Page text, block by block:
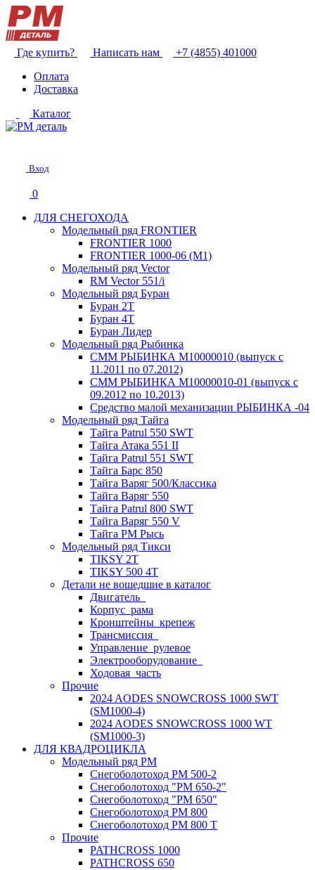
Где купить? Написать нам
+7 (4855) 401000
Оплата
Доставка
Каталог
Вход
0
ДЛЯ СНЕГОХОДА
Модельный ряд FRONTIER
FRONTIER 1000
FRONTIER 1000-06 (М1)
Модельный ряд Vector
RM Vector 551/i
Модельный ряд Буран
Буран 2Т
Буран 4Т
Буран Лидер
Модельный ряд Рыбинка
СММ РЫБИНКА M10000010 (выпуск с
11.2011 по 07.2012)
СММ РЫБИНКА M10000010-01 (выпуск с
09.2012 по 10.2013)
Средство малой механизации РЫБИНКА -04
Модельный ряд Тайга
Тайга Patrul 550 SWT
Тайга Атака 551 II
Тайга Patrul 551 SWT
Тайга Барс 850
Тайга Варяг 500/Классика
Тайга Варяг 550
Тайга Patrul 800 SWT
Тайга Варяг 550 V
Тайга РМ Рысь
Модельный ряд Тикси
TIKSY 2T
TIKSY 500 4T
Детали не вошедшие в каталог
Двигатель_
Корпус_рама
Кронштейны_крепеж
Трансмиссия_
Управление_рулевое
Электрооборудование_
Ходовая_часть
Прочие
2024 AODES SNOWCROSS 1000 SWT
(SM1000-4)
2024 AODES SNOWCROSS 1000 WT
(SM1000-3)
ДЛЯ КВАДРОЦИКЛА
Модельный ряд РМ
Снегоболотоход РМ 500-2
Снегоболотоход "РМ 650-2"
Снегоболотоход "РМ 650"
Снегоболотоход РМ 800
Снегоболотоход РМ 800 Т
Прочие
PATHCROSS 1000
PATHCROSS 650